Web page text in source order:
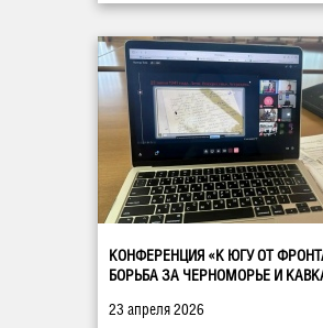
КОНФЕРЕНЦИЯ «К ЮГУ ОТ
БОРЬБА ЗА ЧЕРНОМОРЬЕ И
23 апреля 2026